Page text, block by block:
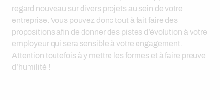
regard nouveau sur divers projets au sein de votre
entreprise. Vous pouvez donc tout à fait faire des
propositions afin de donner des pistes d’évolution à votre
employeur qui sera sensible à votre engagement.
Attention toutefois à y mettre les formes et à faire preuve
d’humilité !